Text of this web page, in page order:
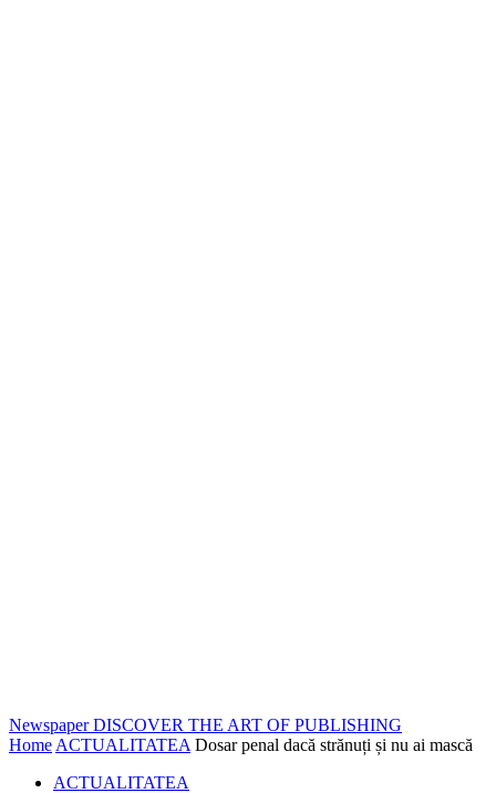
Newspaper DISCOVER THE ART OF PUBLISHING
Home ACTUALITATEA Dosar penal dacă strănuți și nu ai mască
ACTUALITATEA